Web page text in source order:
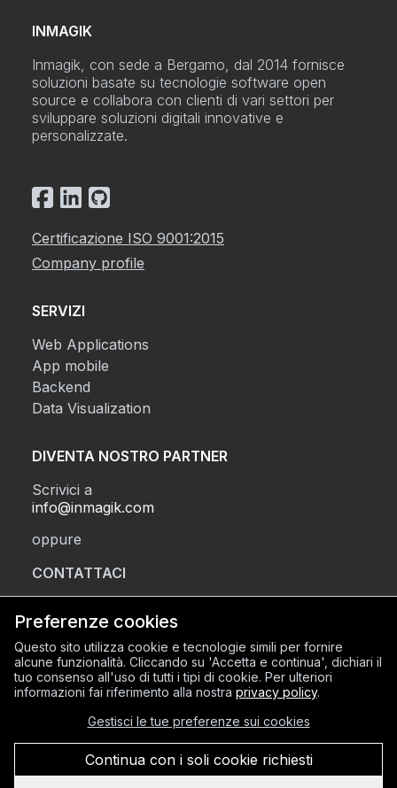
INMAGIK
Inmagik, con sede a Bergamo, dal 2014 fornisce
soluzioni basate su tecnologie software open
source e collabora con clienti di vari settori per
sviluppare soluzioni digitali innovative e
personalizzate.
Certificazione ISO 9001:2015
Company profile
SERVIZI
Web Applications
App mobile
Backend
Data Visualization
DIVENTA NOSTRO PARTNER
Scrivici a
info@inmagik.com
oppure
CONTATTACI
SEDE LEGALE
Via Sant’Orsola 2, BG (24122)
SEDE OPERATIVA
Via Mazzini 8, BG (24128)
C.F. e P.IVA 03934600168
REA BG-420856
Privacy Policy
Preferenze cookies
Questo sito utilizza cookie e tecnologie simili per fornire
alcune funzionalità. Cliccando su 'Accetta e continua', dichiari il
tuo consenso all'uso di tutti i tipi di cookie. Per ulteriori
informazioni fai riferimento alla nostra privacy policy.
Gestisci le tue preferenze sui cookies
Continua con i soli cookie richiesti